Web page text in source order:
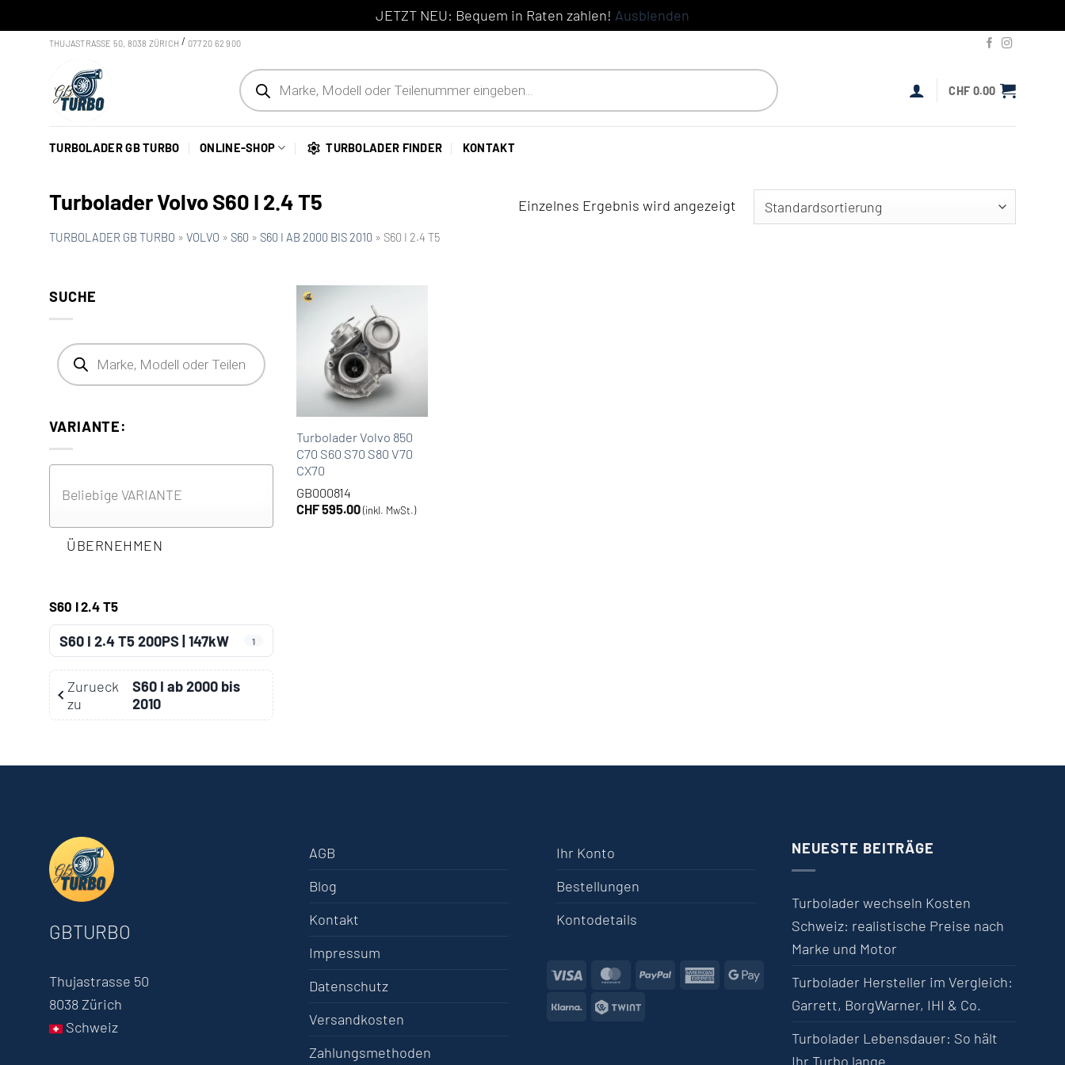
JETZT NEU: Bequem in Raten zahlen! Ausblenden
Skip to contentTHUJASTRASSE 50, 8038 ZÜRICH /077 20 62 900
Products search
CHF 0.00
TURBOLADER GB TURBO ONLINE-SHOP TURBOLADER FINDER KONTAKT
Turbolader Volvo S60 I 2.4 T5 Einzelnes Ergebnis wird angezeigt
TURBOLADER GB TURBO » VOLVO » S60 » S60 I AB 2000 BIS 2010 » S60 I 2.4 T5
SUCHE
Products search
VARIANTE:
ÜBERNEHMEN
S60 I 2.4 T5
S60 I 2.4 T5 200PS | 147kW 1
Zurueck
zu
S60 I ab 2000 bis
2010
Turbolader Volvo 850
C70 S60 S70 S80 V70
CX70
GB000814
CHF595.00 (inkl. MwSt.)
GBTURBO
Thujastrasse 50
8038 Zürich
Schweiz
AGB
Blog
Kontakt
Impressum
Datenschutz
Versandkosten
Zahlungsmethoden
Ihr Konto
Bestellungen
Kontodetails
Visa MasterCard
PayPalAmerican Express
Google Pay
Klarna
Twint
NEUESTE BEITRÄGE
Turbolader wechseln Kosten
Schweiz: realistische Preise nach
Marke und Motor
Turbolader Hersteller im Vergleich:
Garrett, BorgWarner, IHI & Co.
Turbolader Lebensdauer: So hält
Ihr Turbo lange